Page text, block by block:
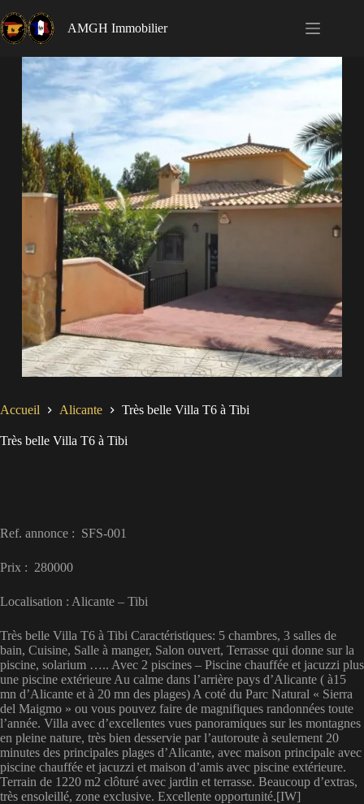
AMGH Immobilier
Accueil Alicante Très belle Villa T6 à Tibi
Très belle Villa T6 à Tibi
Ref. annonce : SFS-001
Prix : 280000
Localisation : Alicante – Tibi
Très belle Villa T6 à Tibi Caractéristiques: 5 chambres, 3 salles de
bain, Cuisine, Salle à manger, Salon ouvert, Terrasse qui donne sur la
piscine, solarium ….. Avec 2 piscines – Piscine chauffée et jacuzzi plus
une piscine extérieure Au calme dans l’arrière pays d’Alicante ( à15
mn d’Alicante et à 20 mn des plages) A coté du Parc Natural « Sierra
del Maigmo » ou vous pouvez faire de magnifiques randonnées toute
l’année. Villa avec d’excellentes vues panoramiques sur les montagnes
en pleine nature, très bien desservie par l’autoroute à seulement 20
minutes des principales plages d’Alicante, avec maison principale avec
piscine chauffée et jacuzzi et maison d’amis avec piscine extérieure.
Terrain de 1220 m2 clôturé avec jardin et terrasse. Beaucoup d’extras,
très ensoleillé, zone exclusive. Excellente opportunité.[IW]